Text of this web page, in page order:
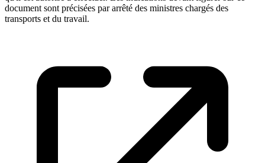
document sont précisées par arrêté des ministres chargés des
transports et du travail.